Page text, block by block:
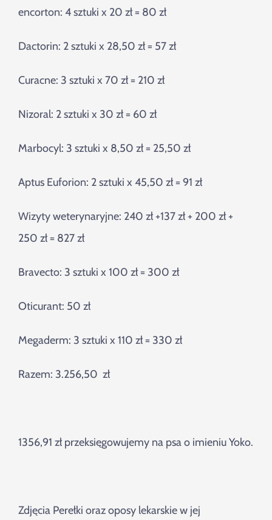
encorton: 4 sztuki x 20 zł = 80 zł
Dactorin: 2 sztuki x 28,50 zł = 57 zł
Curacne: 3 sztuki x 70 zł = 210 zł
Nizoral: 2 sztuki x 30 zł = 60 zł
Marbocyl: 3 sztuki x 8,50 zł = 25,50 zł
Aptus Euforion: 2 sztuki x 45,50 zł = 91 zł
Wizyty weterynaryjne: 240 zł +137 zł + 200 zł +
250 zł = 827 zł
Bravecto: 3 sztuki x 100 zł = 300 zł
Oticurant: 50 zł
Megaderm: 3 sztuki x 110 zł = 330 zł
Razem: 3.256,50 zł
1356,91 zł przeksięgowujemy na psa o imieniu Yoko.
Zdjęcia Perełki oraz oposy lekarskie w jej